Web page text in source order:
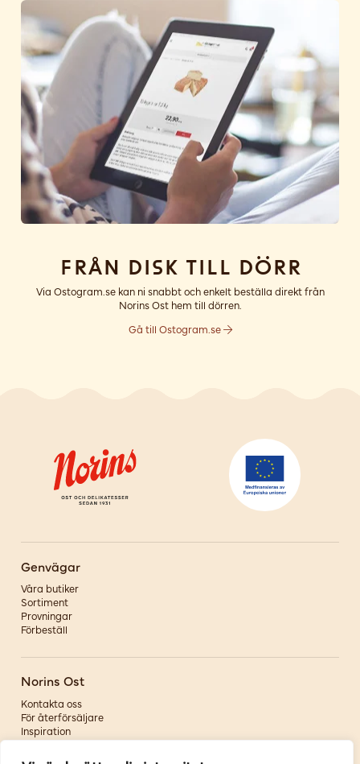
Från disk till dörr
Via Ostogram.se kan ni snabbt och enkelt beställa direkt från
Norins Ost hem till dörren.
Gå till Ostogram.se
Genvägar
Våra butiker
Sortiment
Provningar
Förbeställ
Norins Ost
Kontakta oss
För återförsäljare
Inspiration
Om oss